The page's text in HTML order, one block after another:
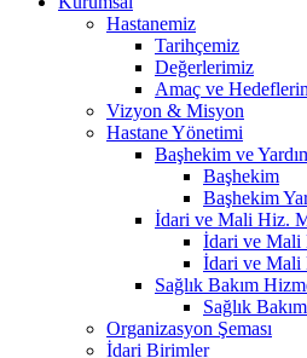
Hastanemiz
Tarihçemiz
Değerlerimiz
Amaç ve
Vizyon & Misyon
Hastane Yönetimi
Başhekim ve
Başhekim
Başhekim
İdari ve Mali Hiz.
İdari ve Mali
İdari ve Mali
Sağlık Bakım
Sağlık
Organizasyon Şeması
İdari Birimler